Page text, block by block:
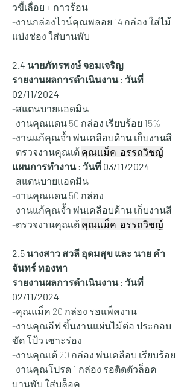
วขี้เลื่อย + กาวร้อน
-งานกล่องไวน์คุณพลอย 14 กล่อง ใส่ไม้
แบ่งช่อง ใส่บานพับ
2.4 นายภัทรพงษ์ จอมเจริญ
รายงานผลการดำเนินงาน : วันที่
02/11/2024
-สแตนบายแอดมิน
-งานคุณแดน 50 กล่อง เรียบร้อย 15%
-งานแก้คุณจ้ำ พ่นเคลือบด้าน เก็บงานสี
-ตรวจงานคุณเต้ คุณแม็ค  อรรถวิชญ์
แผนการทำงาน : วันที่ 03/11/2024
-สแตนบายแอดมิน
-งานคุณแดน 50 กล่อง
-งานแก้คุณจ้ำ พ่นเคลือบด้าน เก็บงานสี
-ตรวจงานคุณเต้ คุณแม็ค  อรรถวิชญ์
2.5 นางสาว สวลี อุดมสุข และ นาย คำ
จันทร์ ทองทา
รายงานผลการดำเนินงาน : วันที่
02/11/2024
-คุณแม็ค 20 กล่อง รอแพ็คงาน
-งานคุณอีฟ ขึ้นงานแผ่นไม้ต่อ ประกอบ
ขัด โป้ว เซาะร่อง
-งานคุณเต้ 20 กล่อง พ่นเคลือบ เรียบร้อย
-งานคุณโปรด 1 กล่อง รอติดตัวล็อค
บานพับ ใส่บล็อค